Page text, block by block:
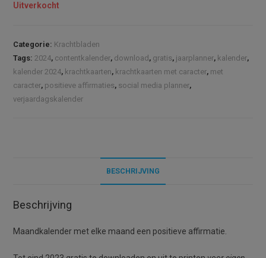
Uitverkocht
Categorie: Krachtbladen
Tags:2024, contentkalender, download , gratis, jaarplanner, kalender,
kalender 2024, krachtkaarten, krachtkaarten met caracter, met
caracter, positieve affirmaties, social media planner,
verjaardagskalender
BESCHRIJVING
Beschrijving
Maandkalender met elke maand een positieve affirmatie.